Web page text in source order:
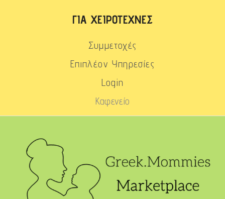
ΓΙΑ ΧΕΙΡΟΤΈΧΝΕΣ
Συμμετοχές
Επιπλέον Υπηρεσίες
Login
Καφενείο